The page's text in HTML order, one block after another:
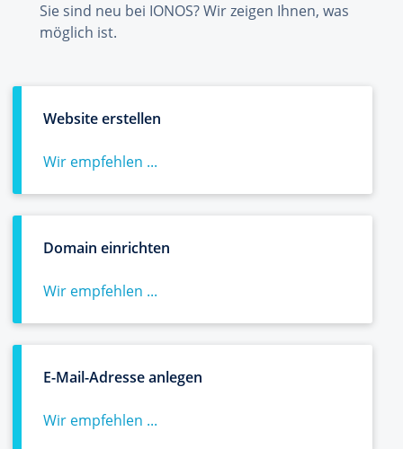
Sie sind neu bei IONOS? Wir zeigen Ihnen, was
möglich ist.
Website erstellen
Wir empfehlen ...
Domain einrichten
Wir empfehlen ...
E-Mail-Adresse anlegen
Wir empfehlen ...